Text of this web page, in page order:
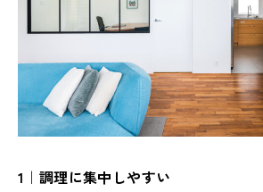
1｜調理に集中しやすい